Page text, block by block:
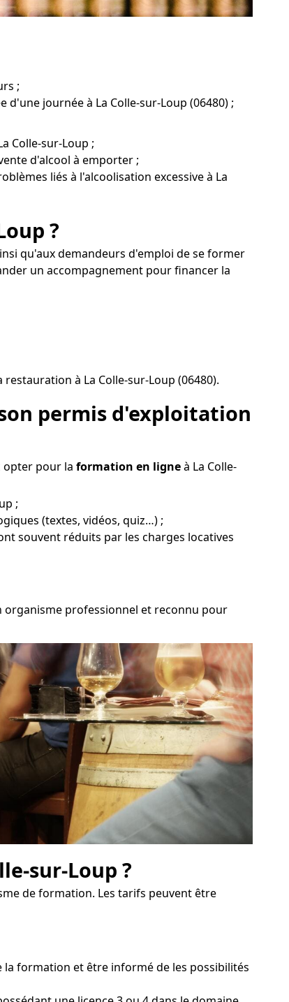
;
journée à La Colle-sur-Loup (06480) ;
Colle-sur-Loup ;
d'alcool à emporter ;
liés à l'alcoolisation excessive à La
?
qu'aux demandeurs d'emploi de se former
un accompagnement pour financer la
à La Colle-sur-Loup (06480).
permis d'exploitation
opter pour la formation en ligneà La Colle-
;
(textes, vidéos, quiz…) ;
souvent réduits par les charges locatives
organisme professionnel et reconnu pour
sur-Loup ?
de formation. Les tarifs peuvent être
formation et être informé de les possibilités